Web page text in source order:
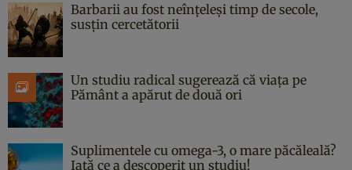
Barbarii au fost neînțeleși timp de secole,
susțin cercetătorii
Un studiu radical sugerează că viața pe
Pământ a apărut de două ori
Suplimentele cu omega-3, o mare păcăleală?
Iată ce a descoperit un studiu!